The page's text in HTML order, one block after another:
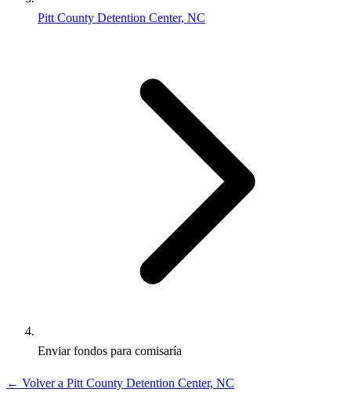
Pitt County Detention Center, NC
Enviar fondos para comisaría
← Volver a Pitt County Detention Center, NC